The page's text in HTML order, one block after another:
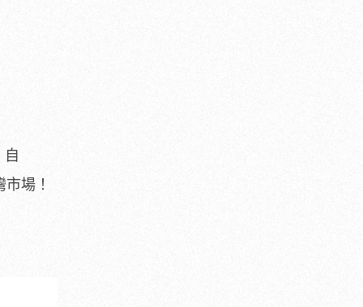
自
場！